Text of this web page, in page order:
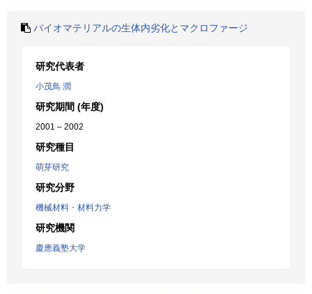
バイオマテリアルの生体内劣化とマクロファージ
研究代表者
小茂鳥 潤
研究期間 (年度)
2001 – 2002
研究種目
萌芽研究
研究分野
機械材料・材料力学
研究機関
慶應義塾大学